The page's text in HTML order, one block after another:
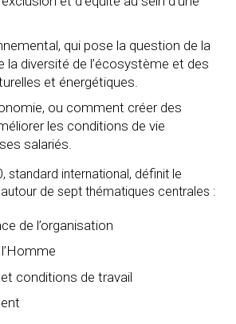
qui pose la question de la
la diversité de l’écosystème et des
et énergétiques.
ou comment créer des
les conditions de vie
salariés.
standard international, définit le
de sept thématiques centrales :
de l’organisation
conditions de travail